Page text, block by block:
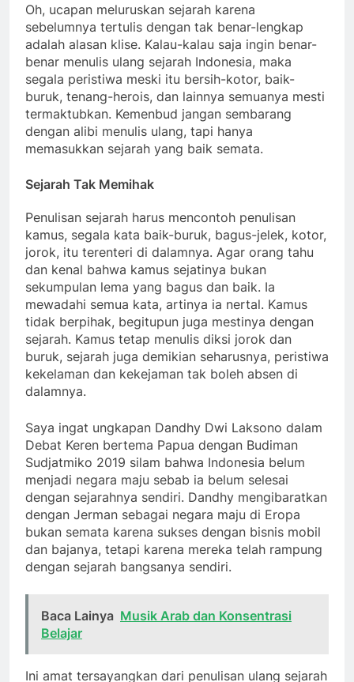
Oh, ucapan meluruskan sejarah karena
sebelumnya tertulis dengan tak benar-lengkap
adalah alasan klise. Kalau-kalau saja ingin benar-
benar menulis ulang sejarah Indonesia, maka
segala peristiwa meski itu bersih-kotor, baik-
buruk, tenang-herois, dan lainnya semuanya mesti
termaktubkan. Kemenbud jangan sembarang
dengan alibi menulis ulang, tapi hanya
memasukkan sejarah yang baik semata.
Sejarah Tak Memihak
Penulisan sejarah harus mencontoh penulisan
kamus, segala kata baik-buruk, bagus-jelek, kotor,
jorok, itu terenteri di dalamnya. Agar orang tahu
dan kenal bahwa kamus sejatinya bukan
sekumpulan lema yang bagus dan baik. Ia
mewadahi semua kata, artinya ia nertal. Kamus
tidak berpihak, begitupun juga mestinya dengan
sejarah. Kamus tetap menulis diksi jorok dan
buruk, sejarah juga demikian seharusnya, peristiwa
kekelaman dan kekejaman tak boleh absen di
dalamnya.
Saya ingat ungkapan Dandhy Dwi Laksono dalam
Debat Keren bertema Papua dengan Budiman
Sudjatmiko 2019 silam bahwa Indonesia belum
menjadi negara maju sebab ia belum selesai
dengan sejarahnya sendiri. Dandhy mengibaratkan
dengan Jerman sebagai negara maju di Eropa
bukan semata karena sukses dengan bisnis mobil
dan bajanya, tetapi karena mereka telah rampung
dengan sejarah bangsanya sendiri.
Baca Lainya Musik Arab dan Konsentrasi
Belajar
Ini amat tersayangkan dari penulisan ulang sejarah